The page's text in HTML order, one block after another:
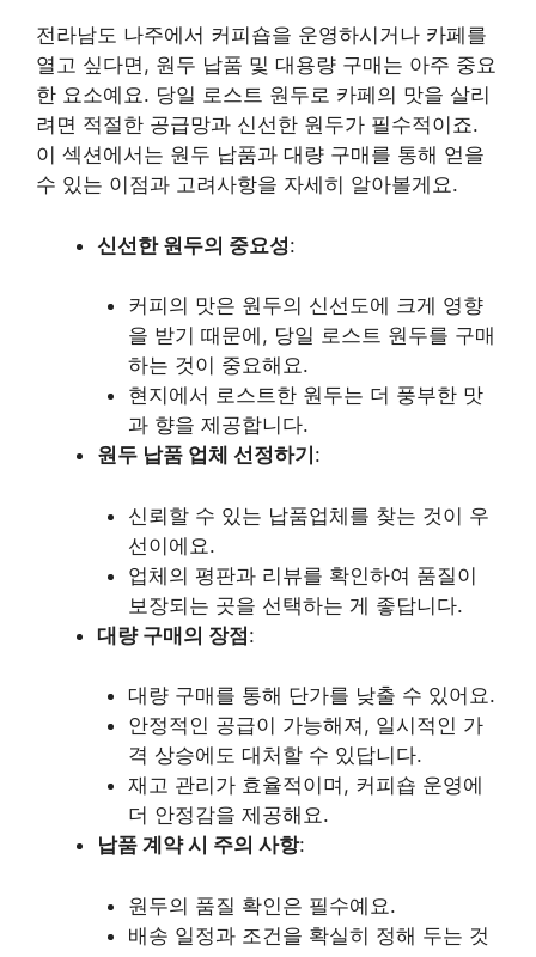
전라남도 나주에서 커피숍을 운영하시거나 카페를
열고 싶다면, 원두 납품 및 대용량 구매는 아주 중요
한 요소예요. 당일 로스트 원두로 카페의 맛을 살리
려면 적절한 공급망과 신선한 원두가 필수적이죠.
이 섹션에서는 원두 납품과 대량 구매를 통해 얻을
수 있는 이점과 고려사항을 자세히 알아볼게요.
신선한 원두의 중요성:
커피의 맛은 원두의 신선도에 크게 영향
을 받기 때문에, 당일 로스트 원두를 구매
하는 것이 중요해요.
현지에서 로스트한 원두는 더 풍부한 맛
과 향을 제공합니다.
원두 납품 업체 선정하기 :
신뢰할 수 있는 납품업체를 찾는 것이 우
선이에요.
업체의 평판과 리뷰를 확인하여 품질이
보장되는 곳을 선택하는 게 좋답니다.
대량 구매의 장점:
대량 구매를 통해 단가를 낮출 수 있어요.
안정적인 공급이 가능해져, 일시적인 가
격 상승에도 대처할 수 있답니다.
재고 관리가 효율적이며, 커피숍 운영에
더 안정감을 제공해요.
납품 계약 시 주의 사항:
원두의 품질 확인은 필수예요.
배송 일정과 조건을 확실히 정해 두는 것